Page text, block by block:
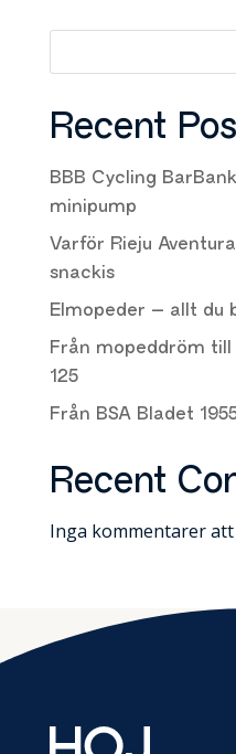
Recent
BBB Cycling
minipump
Varför Rieju
snackis
Elmopeder – allt du
Från mopeddröm till
125
Från BSA Bladet
Recent
Inga kommentarer att